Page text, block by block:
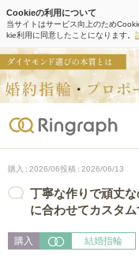
Cookieの利用について
当サイトはサービス向上のため
kie利用に同意したことになります。
購入 2026/06投稿 2026/06/13
丁寧な作りで頑丈
に合わせてカスタ
購入 結婚指輪